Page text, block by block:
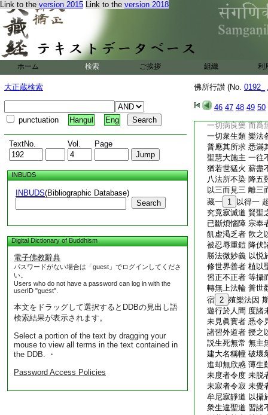
Link to the version 2015 Link to the version 2018
ホーム 検索 ご挨拶 組織 利
大正蔵検索
punctuation Hangul Eng
TextNo. Vol. Page
INBUDS
INBUDS(Bibliographic Database)
Search
Digital Dictionary of Buddhism
電子佛教辭典
パスワードがない場合は「guest」でログインしてくださ
い。
Users who do not have a password can log in with the
userID "guest".
本文をドラッグして選択するとDDBの見出し語
検索結果が表示されます。
Select a portion of the text by dragging your
mouse to view all terms in the text contained in
the DDB. ・
Password Access Policies
佛所行讃 (No. 0192_
46 47 48 49 50
悉安慰一切 一切
名聞遍一切 重照
諸有競徳者 於彼
不爲欣
澄心平等觀 六境
所得未曾有 得人
以諸出要水 虚渇
施人所不施 亦不
寂靜妙相身 悉知
一切病良藥 而爲
一切衆生類 樂法
普應其所求 悉滿
聖慧大施主 一往
猶若世猛火 薪盡
八法所不染 降五
以三而見三 離三
藏一 1
以得一
究竟寂滅道 賢聖
已斷煩惱障 宗奉
飢虚渇乏者 飮之
被忍辱重鎧 降伏
勝法微妙義 以悦
修世界善者 植以
習正不正者 等攝
轉無上法輪 普世
宿 2 殖樂法因
遊行於人間 度諸
未見眞實者 悉令
諸習外道者 授之
説生死無常 無主
建大名稱幢 破壞
進却無欣慼 薄生
未度者令度 未脱
未寂者令寂 未覺
牟尼寂靜道 以攝
衆生違聖道 習諸